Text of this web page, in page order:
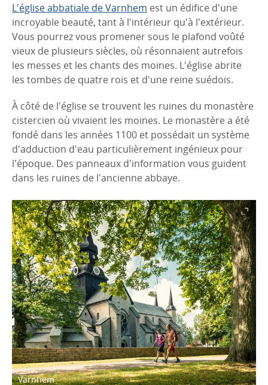
L'église abbatiale de Varnhem est un édifice d'une
incroyable beauté, tant à l'intérieur qu'à l'extérieur.
Vous pourrez vous promener sous le plafond voûté
vieux de plusieurs siècles, où résonnaient autrefois
les messes et les chants des moines. L'église abrite
les tombes de quatre rois et d'une reine suédois.
À côté de l'église se trouvent les ruines du monastère
cistercien où vivaient les moines. Le monastère a été
fondé dans les années 1100 et possédait un système
d'adduction d'eau particulièrement ingénieux pour
l'époque. Des panneaux d'information vous guident
dans les ruines de l'ancienne abbaye.
Varnhem